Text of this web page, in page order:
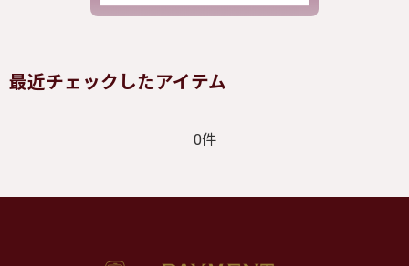
最近チェックしたアイテム
0件